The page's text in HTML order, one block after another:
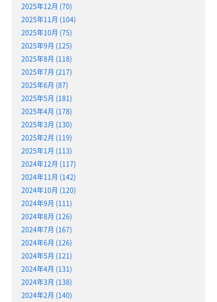
2025年12月 (70)
2025年11月 (104)
2025年10月 (75)
2025年9月 (125)
2025年8月 (118)
2025年7月 (217)
2025年6月 (87)
2025年5月 (181)
2025年4月 (178)
2025年3月 (130)
2025年2月 (119)
2025年1月 (113)
2024年12月 (117)
2024年11月 (142)
2024年10月 (120)
2024年9月 (111)
2024年8月 (126)
2024年7月 (167)
2024年6月 (126)
2024年5月 (121)
2024年4月 (131)
2024年3月 (138)
2024年2月 (140)